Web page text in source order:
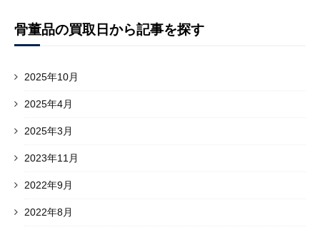
骨董品の買取日から記事を探す
2025年10月
2025年4月
2025年3月
2023年11月
2022年9月
2022年8月